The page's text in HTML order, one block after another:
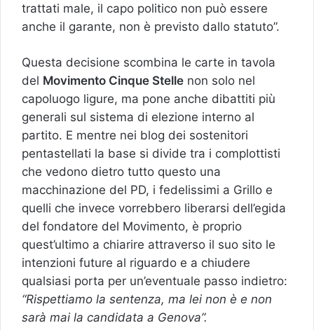
trattati male, il capo politico non può essere
anche il garante, non è previsto dallo statuto”.
Questa decisione scombina le carte in tavola
del Movimento Cinque Stelle non solo nel
capoluogo ligure, ma pone anche dibattiti più
generali sul sistema di elezione interno al
partito. E mentre nei blog dei sostenitori
pentastellati la base si divide tra i complottisti
che vedono dietro tutto questo una
macchinazione del PD, i fedelissimi a Grillo e
quelli che invece vorrebbero liberarsi dell’egida
del fondatore del Movimento, è proprio
quest’ultimo a chiarire attraverso il suo sito le
intenzioni future al riguardo e a chiudere
qualsiasi porta per un’eventuale passo indietro:
“Rispettiamo la sentenza, ma lei non è e non
sarà mai la candidata a Genova”.